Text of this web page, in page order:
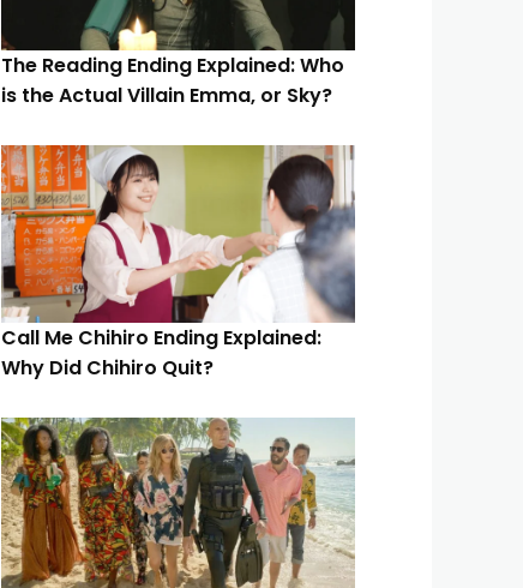
The Reading Ending Explained: Who
is the Actual Villain Emma, or Sky?
Call Me Chihiro Ending Explained:
Why Did Chihiro Quit?